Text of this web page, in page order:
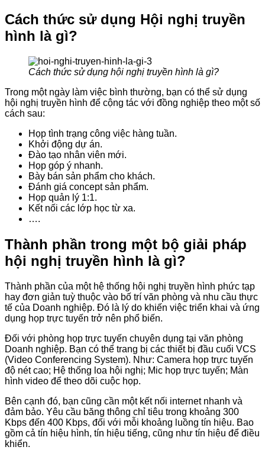
Cách thức sử dụng Hội nghị truyền
hình là gì?
Cách thức sử dụng hội nghị truyền hình là gì?
Trong một ngày làm việc bình thường, bạn có thể sử dụng
hội nghị truyền hình để cộng tác với đồng nghiệp theo một số
cách sau:
Họp tình trạng công việc hàng tuần.
Khởi động dự án.
Đào tạo nhân viên mới.
Họp góp ý nhanh.
Bày bán sản phẩm cho khách.
Đánh giá concept sản phẩm.
Họp quản lý 1:1.
Kết nối các lớp học từ xa.
….
Thành phần trong một bộ giải pháp
hội nghị truyền hình là gì?
Thành phần của một hệ thống hội nghị truyền hình phức tạp
hay đơn giản tuỳ thuộc vào bố trí văn phòng và nhu cầu thực
tế của Doanh nghiệp. Đó là lý do khiến việc triển khai và ứng
dụng họp trực tuyến trở nên phổ biến.
Đối với phòng họp trực tuyến chuyên dụng tại văn phòng
Doanh nghiệp. Bạn có thể trang bị các thiết bị đầu cuối VCS
(Video Conferencing System). Như: Camera họp trực tuyến
độ nét cao; Hệ thống loa hội nghị; Mic họp trực tuyến; Màn
hình video để theo dõi cuộc họp.
Bên cạnh đó, bạn cũng cần một kết nối internet nhanh và
đảm bảo. Yêu cầu băng thông chỉ tiêu trong khoảng 300
Kbps đến 400 Kbps, đối với mỗi khoảng luồng tín hiệu. Bao
gồm cả tín hiệu hình, tín hiệu tiếng, cũng như tín hiệu để điều
khiển.